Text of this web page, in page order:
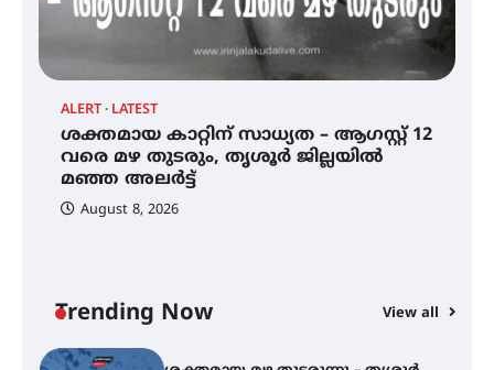
ALERT LATEST
ശക്തമായ കാറ്റിന് സാധ്യത – ആഗസ്റ്റ് 12
വരെ മഴ തുടരും, തൃശൂർ ജില്ലയിൽ
മഞ്ഞ അലർട്ട്
August 8, 2026
Trending Now View all
കോമേഴ്സ് എക്സ്പോയുമായി
എസ് എൻ ഹയർ സെക്കൻഡറി
വിദ്യാർത്ഥികൾ
ശക്തമായ കാറ്റിന് സാധ്യത –
ആഗസ്റ്റ് 12 വരെ മഴ തുടരും,
തൃശൂർ ജില്ലയിൽ മഞ്ഞ അലർട്ട്
അവധി